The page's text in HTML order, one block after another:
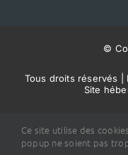
©
Tous droits réservés |
Site
Ce site utilise des
popup ne soient pas